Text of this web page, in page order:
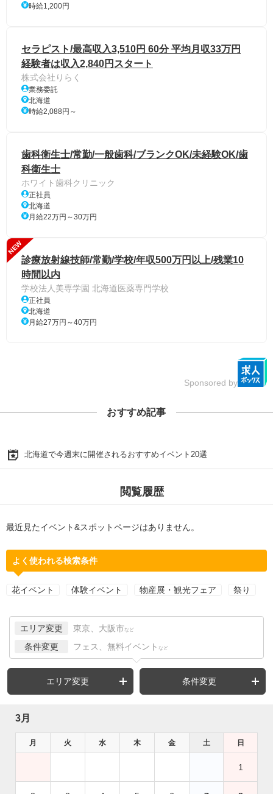
時給1,200円
セラピスト/最高収入3,510円 60分 平均月収33万円
経験者は収入2,840円スタート
株式会社りらく
業務委託
北海道
時給2,088円～
歯科衛生士/常勤/一般歯科/ブランクOK/未経験OK/歯
科衛生士
ホワイト歯科クリニック
正社員
北海道
月給22万円～30万円
NEW
診療放射線技師/常勤/学校/年収500万円以上/残業10
時間以内
学校法人美専学園 北海道医薬専門学校
正社員
北海道
月給27万円～40万円
Sponsored by
おすすめ記事
北海道で今週末に開催されるおすすめイベント20選
閲覧履歴
最近見たイベント&スポットページはありません。
よく使われる検索条件
花イベント 体験イベント 物産展・観光フェア 祭り
エリア変更 東京、大阪市 など
条件変更 フェス、無料イベント など
エリア変更 条件変更
3月
月 火 水 木 金 土 日
1